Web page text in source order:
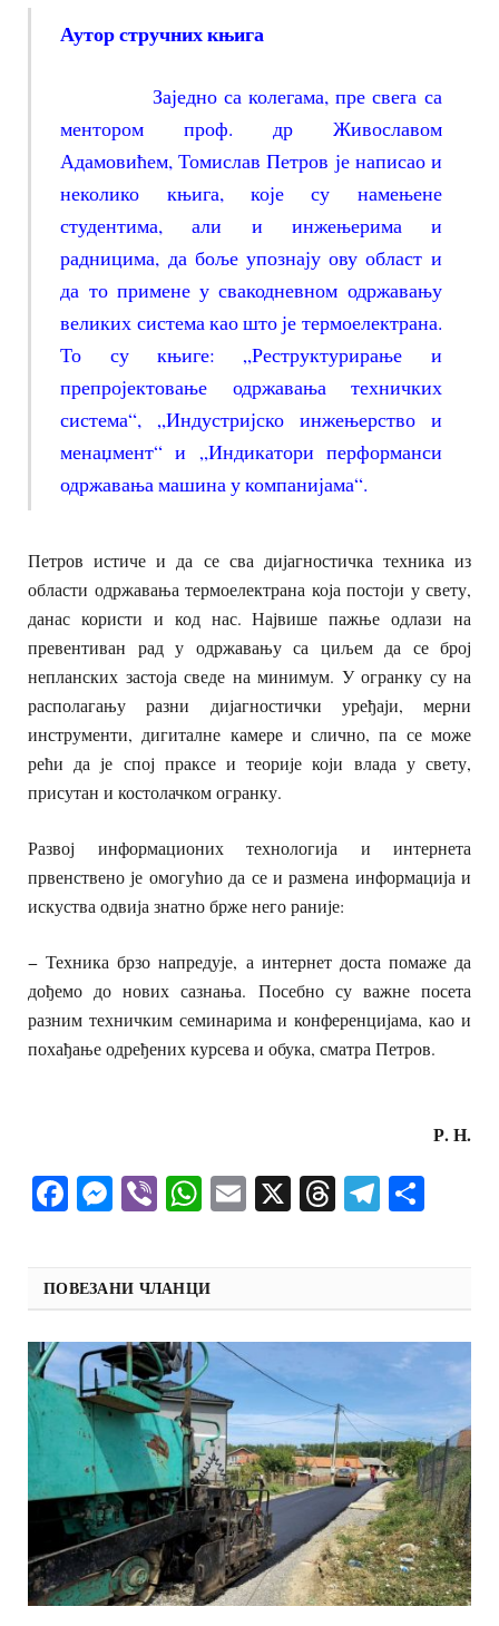
Аутор стручних књига
Заједно са колегама, пре свега са
ментором проф. др Живославом
Адамовићем, Томислав Петров је написао и
неколико књига, које су намењене
студентима, али и инжењерима и
радницима, да боље упознају ову област и
да то примене у свакодневном одржавању
великих система као што је термоелектрана.
То су књиге: „Реструктурирање и
препројектовање одржавања техничких
система“, „Индустријско инжењерство и
менаџмент“ и „Индикатори перформанси
одржавања машина у компанијама“.
Петров истиче и да се сва дијагностичка техника из
области одржавања термоелектрана која постоји у свету,
данас користи и код нас. Највише пажње одлази на
превентиван рад у одржавању са циљем да се број
непланских застоја сведе на минимум. У огранку су на
располагању разни дијагностички уређаји, мерни
инструменти, дигиталне камере и слично, па се може
рећи да је спој праксе и теорије који влада у свету,
присутан и костолачком огранку.
Развој информационих технологија и интернета
првенствено је омогућио да се и размена информација и
искуства одвија знатно брже него раније:
− Техника брзо напредује, а интернет доста помаже да
дођемо до нових сазнања. Посебно су важне посета
разним техничким семинарима и конференцијама, као и
похађање одређених курсева и обука, сматра Петров.
Р. Н.
Facebook
Messenger
ViberWhatsApp
Email
X Threads
ПОВЕЗАНИ ЧЛАНЦИ